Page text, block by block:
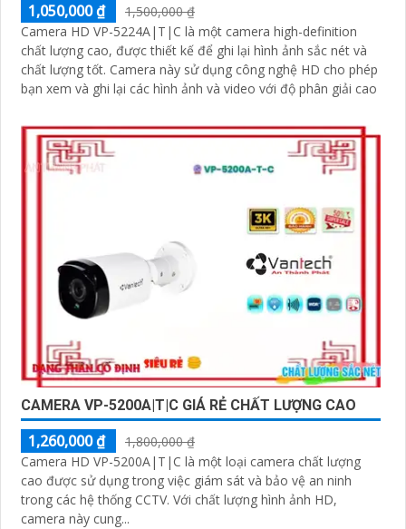
1,050,000 ₫
1,500,000 ₫
Camera HD VP-5224A|T|C là một camera high-definition
chất lượng cao, được thiết kế để ghi lại hình ảnh sắc nét và
chất lượng tốt. Camera này sử dụng công nghệ HD cho phép
bạn xem và ghi lại các hình ảnh và video với độ phân giải cao
CAMERA VP-5200A|T|C GIÁ RẺ CHẤT LƯỢNG CAO
1,260,000 ₫
1,800,000 ₫
Camera HD VP-5200A|T|C là một loại camera chất lượng
cao được sử dụng trong việc giám sát và bảo vệ an ninh
trong các hệ thống CCTV. Với chất lượng hình ảnh HD,
camera này cung...